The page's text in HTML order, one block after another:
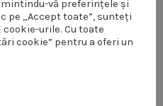
mai rapid și mai ușor.
vă preferințele și
pe „Accept toate”, sunteți
cookie-urile. Cu toate
cookie” pentru a oferi un